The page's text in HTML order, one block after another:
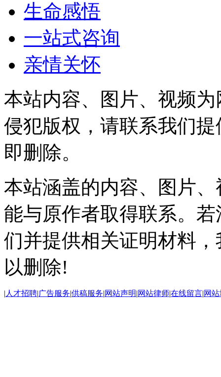
生命感悟
一站式咨询
亲情关怀
本站内容、图片、视频
侵犯版权，请联系我们
即删除。
本站涵盖的内容、图片
能与原作者取得联系。
们并提供相关证明材料
以删除!
|人才招聘|广告服务|供稿服务|网站声明|网站律师|在线留言|网